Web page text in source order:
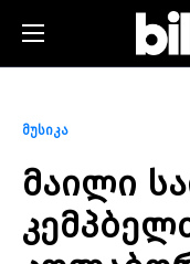
მუსიკა
მაილი